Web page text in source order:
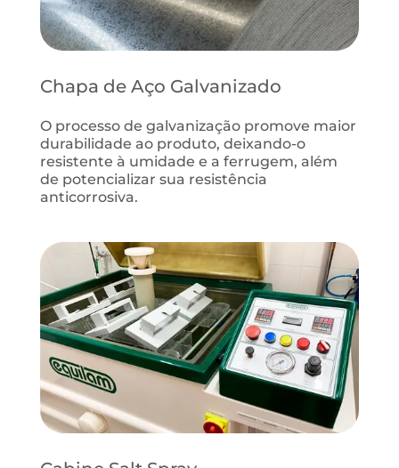
Chapa de Aço Galvanizado
O processo de galvanização promove maior
durabilidade ao produto, deixando-o
resistente à umidade e a ferrugem, além
de potencializar sua resistência
anticorrosiva.